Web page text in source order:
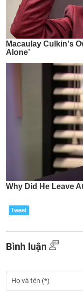
Bình luận